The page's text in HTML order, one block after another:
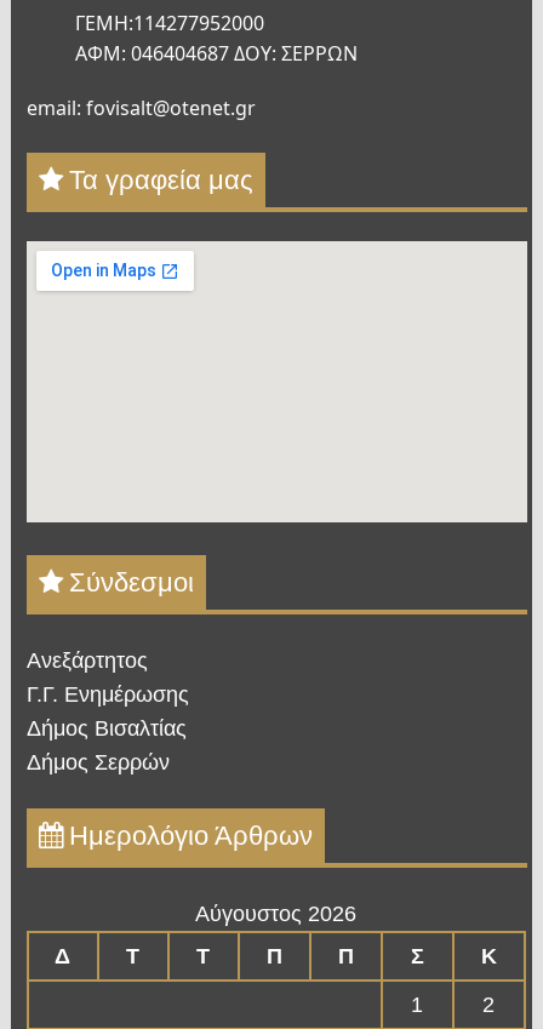
ΓΕΜΗ:114277952000
ΑΦΜ: 046404687 ΔΟΥ: ΣΕΡΡΩΝ
email: fovisalt@otenet.gr
Τα γραφεία μας
Σύνδεσμοι
Ανεξάρτητος
Γ.Γ. Ενημέρωσης
Δήμος Βισαλτίας
Δήμος Σερρών
Ημερολόγιο Άρθρων
Αύγουστος 2026
Δ
Τ Τ Π Π Σ
Κ
1
2